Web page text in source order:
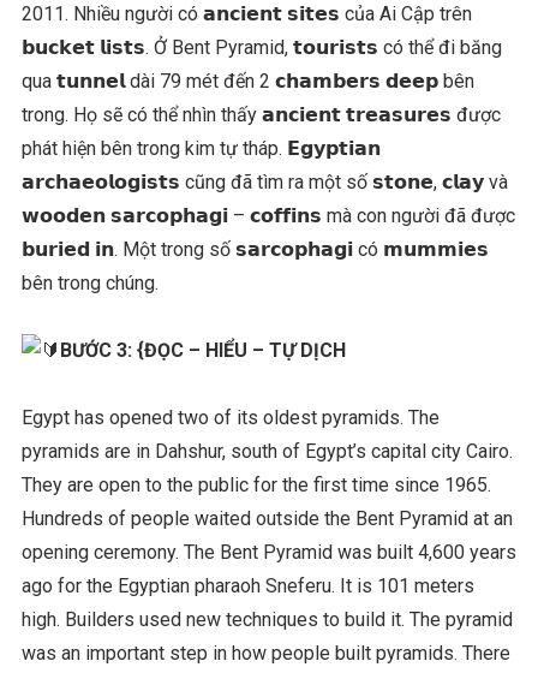
2011. Nhiều người có 𝗮𝗻𝗰𝗶𝗲𝗻𝘁 𝘀𝗶𝘁𝗲𝘀 của Ai Cập trên
𝗯𝘂𝗰𝗸𝗲𝘁 𝗹𝗶𝘀𝘁𝘀. Ở Bent Pyramid, 𝘁𝗼𝘂𝗿𝗶𝘀𝘁𝘀 có thể đi băng
qua 𝘁𝘂𝗻𝗻𝗲𝗹 dài 79 mét đến 2 𝗰𝗵𝗮𝗺𝗯𝗲𝗿𝘀 𝗱𝗲𝗲𝗽 bên
trong. Họ sẽ có thể nhìn thấy 𝗮𝗻𝗰𝗶𝗲𝗻𝘁 𝘁𝗿𝗲𝗮𝘀𝘂𝗿𝗲𝘀 được
phát hiện bên trong kim tự tháp. 𝗘𝗴𝘆𝗽𝘁𝗶𝗮𝗻
𝗮𝗿𝗰𝗵𝗮𝗲𝗼𝗹𝗼𝗴𝗶𝘀𝘁𝘀 cũng đã tìm ra một số 𝘀𝘁𝗼𝗻𝗲, 𝗰𝗹𝗮𝘆 và
𝘄𝗼𝗼𝗱𝗲𝗻 𝘀𝗮𝗿𝗰𝗼𝗽𝗵𝗮𝗴𝗶 – 𝗰𝗼𝗳𝗳𝗶𝗻𝘀 mà con người đã được
𝗯𝘂𝗿𝗶𝗲𝗱 𝗶𝗻. Một trong số 𝘀𝗮𝗿𝗰𝗼𝗽𝗵𝗮𝗴𝗶 có 𝗺𝘂𝗺𝗺𝗶𝗲𝘀
bên trong chúng.
BƯỚC 3: {ĐỌC – HIỂU – TỰ DỊCH
Egypt has opened two of its oldest pyramids. The
pyramids are in Dahshur, south of Egypt’s capital city Cairo.
They are open to the public for the first time since 1965.
Hundreds of people waited outside the Bent Pyramid at an
opening ceremony. The Bent Pyramid was built 4,600 years
ago for the Egyptian pharaoh Sneferu. It is 101 meters
high. Builders used new techniques to build it. The pyramid
was an important step in how people built pyramids. There